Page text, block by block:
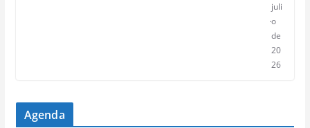
juli
o
de
20
26
Agenda